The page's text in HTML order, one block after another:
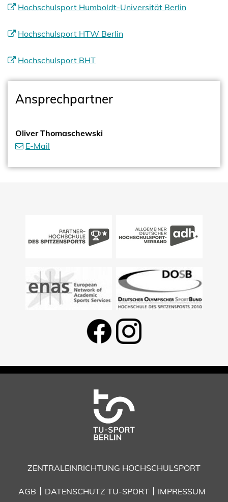
Hochschulsport Humboldt-Universität Berlin
Hochschulsport HTW Berlin
Hochschulsport BHT
Ansprechpartner
Oliver Thomaschewski
E-Mail
ZENTRALEINRICHTUNG HOCHSCHULSPORT
AGB DATENSCHUTZ TU-SPORT IMPRESSUM